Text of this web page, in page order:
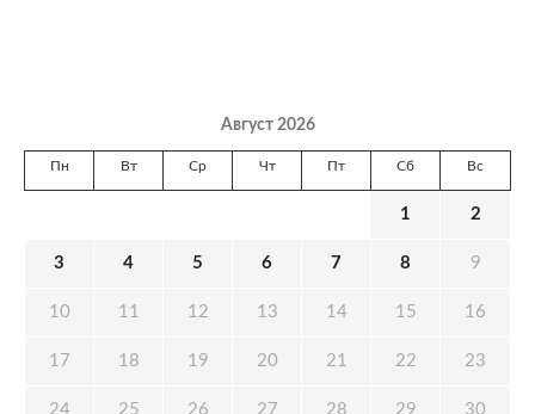
Август 2026
Пн Вт Ср Чт Пт Сб Вс
1 2
3 4 5 6 7 8 9
10 11 12 13 14 15 16
17 18 19 20 21 22 23
24 25 26 27 28 29 30